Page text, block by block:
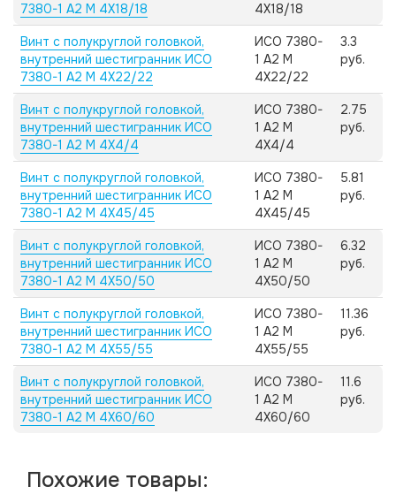
7380-1 А2 M 4X18/18
4X18/18
Винт с полукруглой головкой,
внутренний шестигранник ИСО
7380-1 А2 M 4X22/22
ИСО 7380-
1 А2 M
4X22/22
3.3
руб.
Винт с полукруглой головкой,
внутренний шестигранник ИСО
7380-1 А2 M 4X4/4
ИСО 7380-
1 А2 M
4X4/4
2.75
руб.
Винт с полукруглой головкой,
внутренний шестигранник ИСО
7380-1 А2 M 4X45/45
ИСО 7380-
1 А2 M
4X45/45
5.81
руб.
Винт с полукруглой головкой,
внутренний шестигранник ИСО
7380-1 А2 M 4X50/50
ИСО 7380-
1 А2 M
4X50/50
6.32
руб.
Винт с полукруглой головкой,
внутренний шестигранник ИСО
7380-1 А2 M 4X55/55
ИСО 7380-
1 А2 M
4X55/55
11.36
руб.
Винт с полукруглой головкой,
внутренний шестигранник ИСО
7380-1 А2 M 4X60/60
ИСО 7380-
1 А2 M
4X60/60
11.6
руб.
Похожие товары: